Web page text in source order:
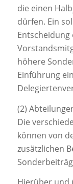
die einen
dürfen. Ein
Entscheidung
höhere
Einführung
(2)
Die
können von
zusätzlichen